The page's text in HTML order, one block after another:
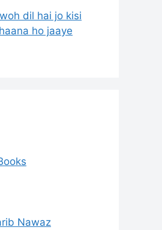
woh dil hai jo kisi
ho jaaye
Nawaz